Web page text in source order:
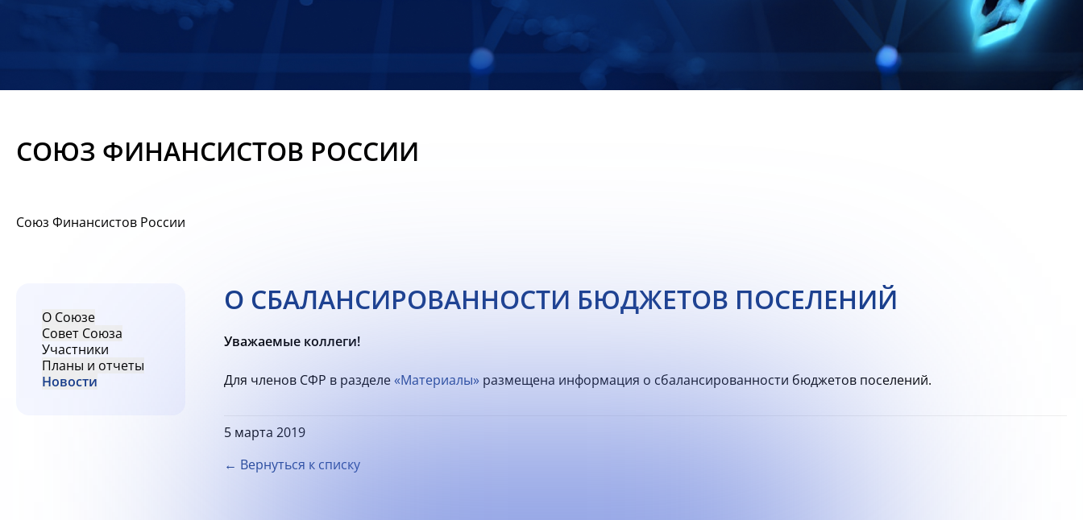
СОЮЗ ФИНАНСИСТОВ РОССИИ
Союз Финансистов России
О Союзе
Совет Союза
Участники
Планы и отчеты
Новости
О СБАЛАНСИРОВАННОСТИ БЮДЖЕТОВ ПОСЕЛЕНИЙ
Уважаемые коллеги!
Для членов СФР в разделе«Материалы» размещена информация о сбалансированности бюджетов поселений.
5 марта 2019
← Вернуться к списку